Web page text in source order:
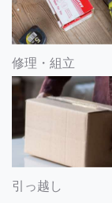
修理・組立
引っ越し